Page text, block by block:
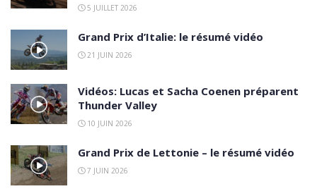
5 JUILLET 2026
Grand Prix d’Italie: le résumé vidéo
21 JUIN 2026
Vidéos: Lucas et Sacha Coenen préparent
Thunder Valley
10 JUIN 2026
Grand Prix de Lettonie – le résumé vidéo
7 JUIN 2026